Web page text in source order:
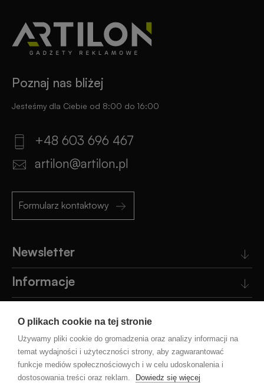
O plikach cookie na tej stronie
Używamy pliki cookie do gromadzenia oraz analizy informacji na
temat wydajności i użyteczności strony, aby zagwarantować
funkcje mediów społecznościowych i w celu udoskonalenia i
dostosowania treści oraz reklam.
Dowiedz się więcej
Poznaj nas bliżej
Jesteśmy dla Ciebie od 8:00 do 16:00
+48 603 696 467
artilon@artilon.pl
Formularz kontaktowy
Newsletter
Informacje
Pomoc
Blog